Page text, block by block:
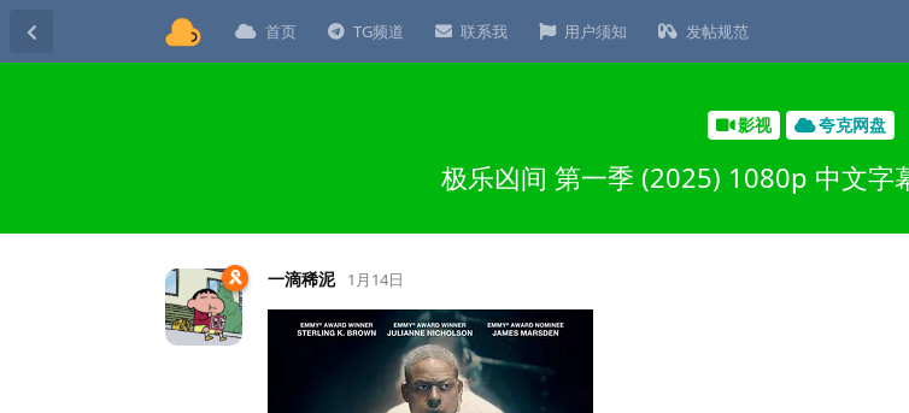
首页 TG频道 联系我 用户须知 发帖规范
影视 夸克网盘
极乐凶间 第一季 (2025) 1080p 中文字
一滴稀泥 1月14日